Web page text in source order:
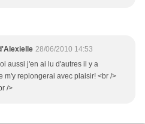
28/06/2010 14:53
aussi j'en ai lu d'autres il y a
m'y replongerai avec plaisir! <br />
/>